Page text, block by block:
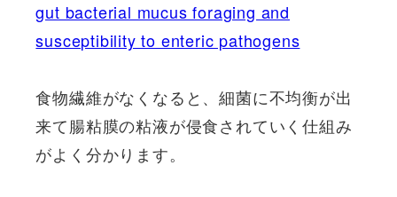
gut bacterial mucus foraging and
susceptibility to enteric pathogens
食物繊維がなくなると、細菌に不均衡が出
来て腸粘膜の粘液が侵食されていく仕組み
がよく分かります。